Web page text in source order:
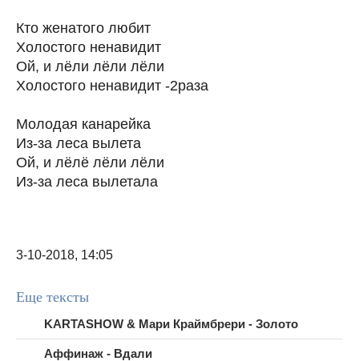
Кто женатого любит
Холостого ненавидит
Ой, и лёли лёли лёли
Холостого ненавидит -2раза
Молодая канарейка
Из-за леса вылета
Ой, и лёлё лёли лёли
Из-за леса вылетала
3-10-2018, 14:05
Еще тексты
KARTASHOW & Мари Краймбрери - Золото
Аффинаж - Вдали